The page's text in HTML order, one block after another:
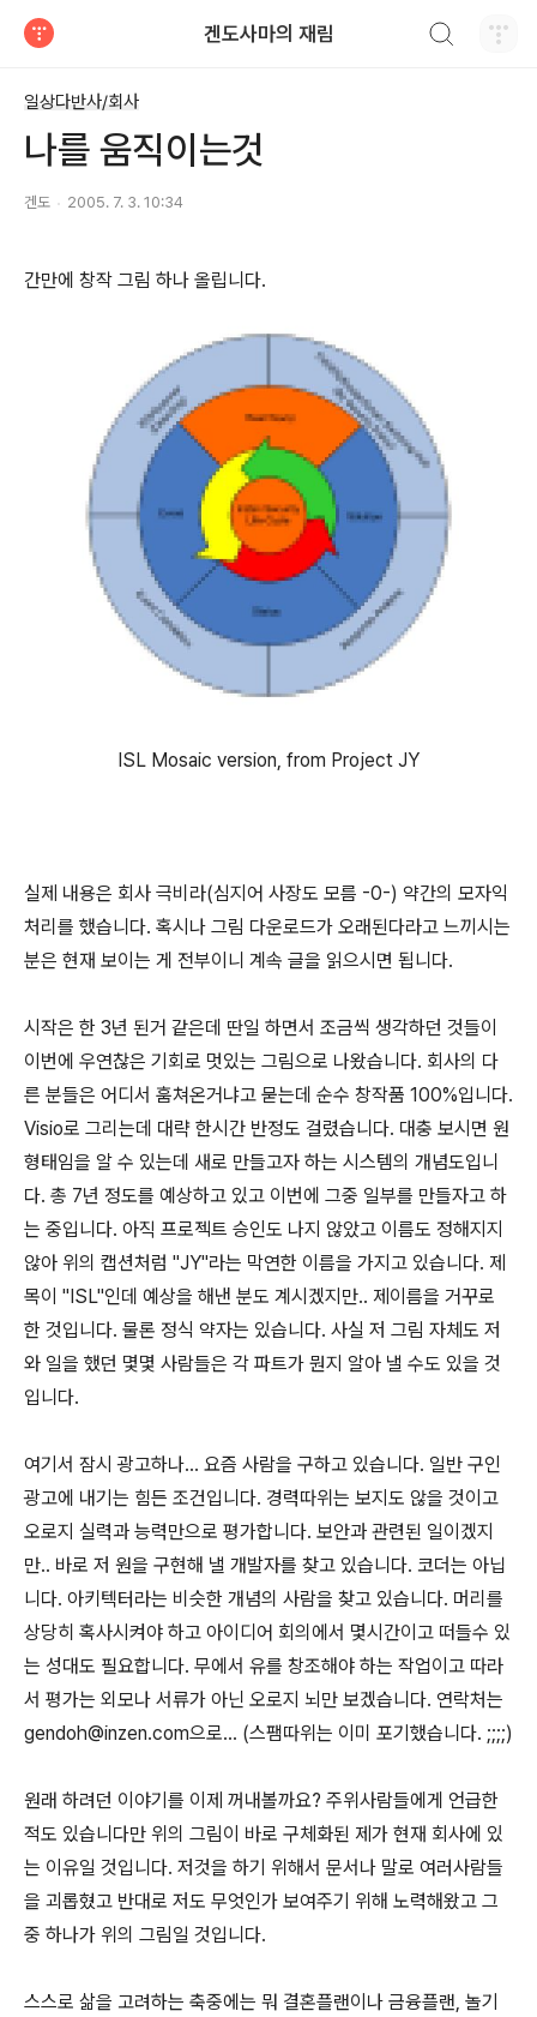
겐도사마의 재림
일상다반사/회사
나를 움직이는것
겐도 2005. 7. 3. 10:34
간만에 창작 그림 하나 올립니다.
ISL Mosaic version, from Project JY
실제 내용은 회사 극비라(심지어 사장도 모름 -0-) 약간의 모자익
처리를 했습니다. 혹시나 그림 다운로드가 오래된다라고 느끼시는
분은 현재 보이는 게 전부이니 계속 글을 읽으시면 됩니다.
시작은 한 3년 된거 같은데 딴일 하면서 조금씩 생각하던 것들이
이번에 우연찮은 기회로 멋있는 그림으로 나왔습니다. 회사의 다
른 분들은 어디서 훔쳐온거냐고 묻는데 순수 창작품 100%입니다.
Visio로 그리는데 대략 한시간 반정도 걸렸습니다. 대충 보시면 원
형태임을 알 수 있는데 새로 만들고자 하는 시스템의 개념도입니
다. 총 7년 정도를 예상하고 있고 이번에 그중 일부를 만들자고 하
는 중입니다. 아직 프로젝트 승인도 나지 않았고 이름도 정해지지
않아 위의 캡션처럼 "JY"라는 막연한 이름을 가지고 있습니다. 제
목이 "ISL"인데 예상을 해낸 분도 계시겠지만.. 제이름을 거꾸로
한 것입니다. 물론 정식 약자는 있습니다. 사실 저 그림 자체도 저
와 일을 했던 몇몇 사람들은 각 파트가 뭔지 알아 낼 수도 있을 것
입니다.
여기서 잠시 광고하나... 요즘 사람을 구하고 있습니다. 일반 구인
광고에 내기는 힘든 조건입니다. 경력따위는 보지도 않을 것이고
오로지 실력과 능력만으로 평가합니다. 보안과 관련된 일이겠지
만.. 바로 저 원을 구현해 낼 개발자를 찾고 있습니다. 코더는 아닙
니다. 아키텍터라는 비슷한 개념의 사람을 찾고 있습니다. 머리를
상당히 혹사시켜야 하고 아이디어 회의에서 몇시간이고 떠들수 있
는 성대도 필요합니다. 무에서 유를 창조해야 하는 작업이고 따라
서 평가는 외모나 서류가 아닌 오로지 뇌만 보겠습니다. 연락처는
gendoh@inzen.com으로... (스팸따위는 이미 포기했습니다. ;;;;)
원래 하려던 이야기를 이제 꺼내볼까요? 주위사람들에게 언급한
적도 있습니다만 위의 그림이 바로 구체화된 제가 현재 회사에 있
는 이유일 것입니다. 저것을 하기 위해서 문서나 말로 여러사람들
을 괴롭혔고 반대로 저도 무엇인가 보여주기 위해 노력해왔고 그
중 하나가 위의 그림일 것입니다.
스스로 삶을 고려하는 축중에는 뭐 결혼플랜이나 금융플랜, 놀기